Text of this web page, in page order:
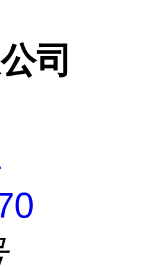
司